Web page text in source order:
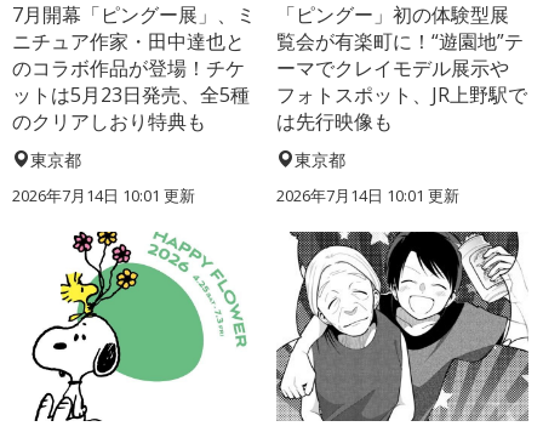
7月開幕「ピングー展」、ミ
ニチュア作家・田中達也と
のコラボ作品が登場！チケ
ットは5月23日発売、全5種
のクリアしおり特典も
東京都
2026年7月14日 10:01 更新
「ピングー」初の体験型展
覧会が有楽町に！“遊園地”テ
ーマでクレイモデル展示や
フォトスポット、JR上野駅で
は先行映像も
東京都
2026年7月14日 10:01 更新